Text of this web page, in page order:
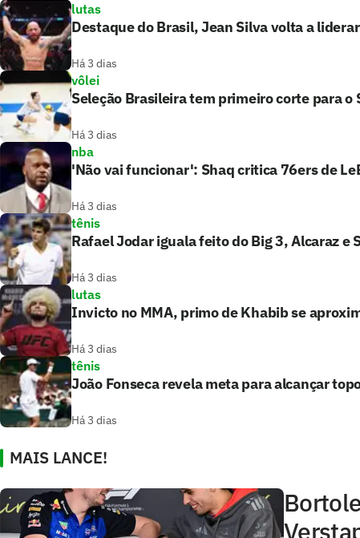
lutas
Destaque do Brasil, Jean Silva volta a liderar
Há 3 dias
vôlei
Seleção Brasileira tem primeiro corte para o
Há 3 dias
nba
'Não vai funcionar': Shaq critica 76ers de
Há 3 dias
tênis
Rafael Jodar iguala feito do Big 3, Alcaraz e
Há 3 dias
lutas
Invicto no MMA, primo de Khabib se
Há 3 dias
tênis
João Fonseca revela meta para alcançar
Há 3 dias
MAIS LANCE!